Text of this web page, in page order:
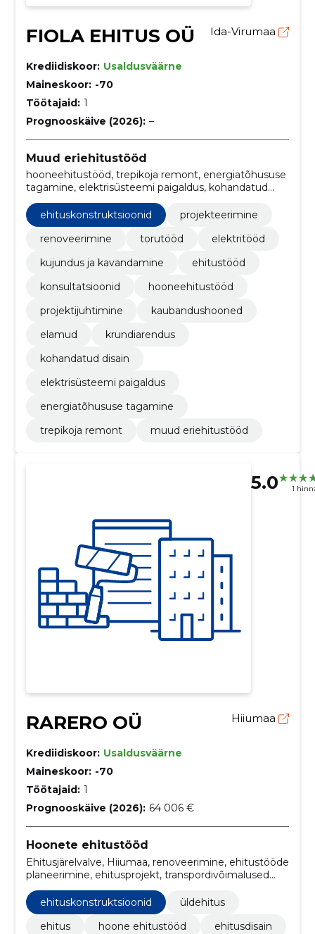
FIOLA EHITUS OÜ Ida-Virumaa
Krediidiskoor: Usaldusväärne
Maineskoor: -70
Töötajaid: 1
Prognooskäive (2026): –
Muud eriehitustööd
hooneehitustööd, trepikoja remont, energiatõhususe
tagamine, elektrisüsteemi paigaldus, kohandatud
disain, krundiarendus, elamud, kaubandushooned,
projektijuhtimine, Projekteerimine
ehituskonstruktsioonid
projekteerimine
renoveerimine
torutööd
elektritööd
kujundus ja kavandamine
ehitustööd
konsultatsioonid
hooneehitustööd
projektijuhtimine
kaubandushooned
elamud
krundiarendus
kohandatud disain
elektrisüsteemi paigaldus
energiatõhususe tagamine
trepikoja remont
muud eriehitustööd
5.0 1
RARERO OÜ Hiiumaa
Krediidiskoor: Usaldusväärne
Maineskoor: -70
Töötajaid: 1
Prognooskäive (2026): 64 006 €
Hoonete ehitustööd
Ehitusjärelvalve, Hiiumaa, renoveerimine, ehitustööde
planeerimine, ehitusprojekt, transpordivõimalused
hiiumaal, ehitusmaterjalide transport, kvalifitseeritud
meeskond, kaevetööd, hooviala kaevetööd
ehituskonstruktsioonid
üldehitus
ehitus
hoone ehitustööd
ehitusdisain